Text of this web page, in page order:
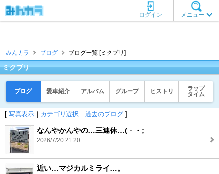
メニュー
ログイン
みんカラ ブログ ブログ一覧 [ミクプリ]
ミクプリ
ブログ 愛車紹介 アルバム グループ ヒストリ
ラップ
タイム
[ 写真表示 ｜ カテゴリ選択 ｜ 過去のブログ ]
なんやかんやの…三連休…(・・;
2026/7/20 21:20
近い…マジカルミライ…。